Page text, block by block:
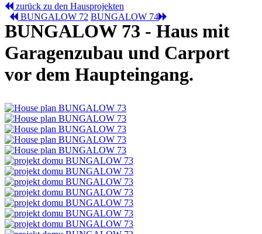
zurück zu den Hausprojekten
BUNGALOW 72 BUNGALOW 74
BUNGALOW 73 - Haus mit
Garagenzubau und Carport
vor dem Haupteingang.